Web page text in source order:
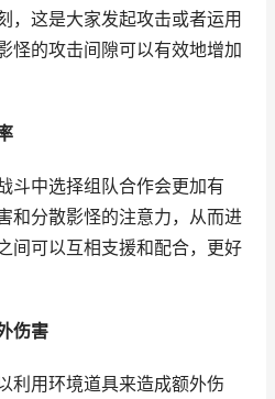
，这是大家发起攻击或者运用
怪的攻击间隙可以有效地增加
斗中选择组队合作会更加有
和分散影怪的注意力，从而进
间可以互相支援和配合，更好
伤害
利用环境道具来造成额外伤